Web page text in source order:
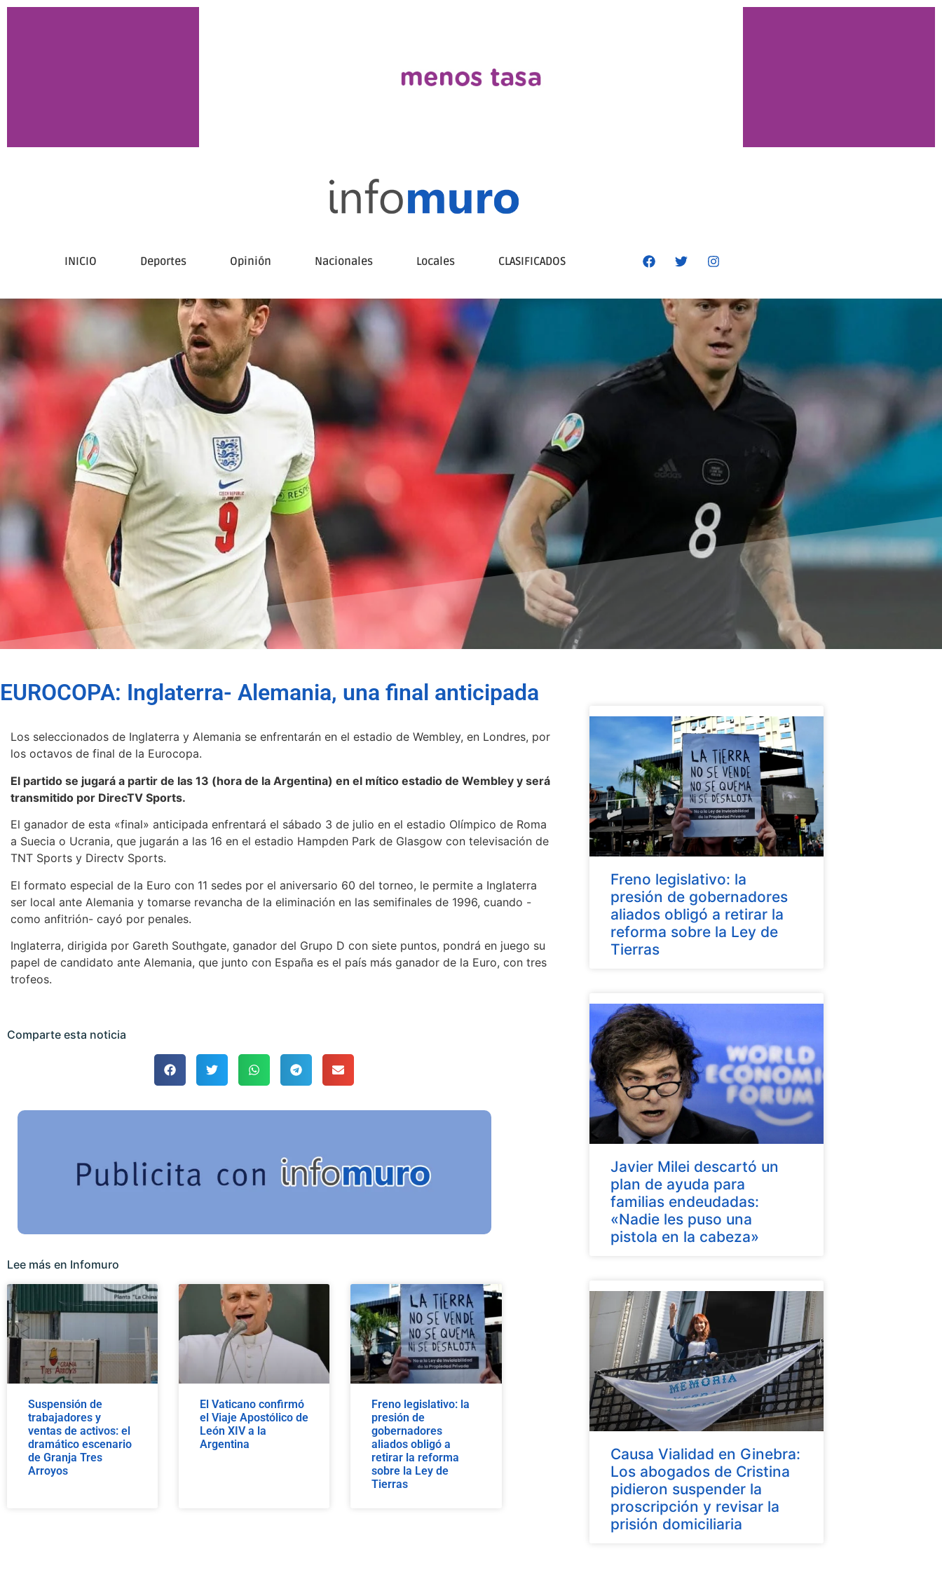
INICIO Deportes Opinión Nacionales Locales CLASIFICADOS
EUROCOPA: Inglaterra- Alemania, una final anticipada
Los seleccionados de Inglaterra y Alemania se enfrentarán en el estadio de Wembley, en Londres, por
los octavos de final de la Eurocopa.
El partido se jugará a partir de las 13 (hora de la Argentina) en el mítico estadio de Wembley y será
transmitido por DirecTV Sports.
El ganador de esta «final» anticipada enfrentará el sábado 3 de julio en el estadio Olímpico de Roma
a Suecia o Ucrania, que jugarán a las 16 en el estadio Hampden Park de Glasgow con televisación de
TNT Sports y Directv Sports.
El formato especial de la Euro con 11 sedes por el aniversario 60 del torneo, le permite a Inglaterra
ser local ante Alemania y tomarse revancha de la eliminación en las semifinales de 1996, cuando -
como anfitrión- cayó por penales.
Inglaterra, dirigida por Gareth Southgate, ganador del Grupo D con siete puntos, pondrá en juego su
papel de candidato ante Alemania, que junto con España es el país más ganador de la Euro, con tres
trofeos.
Comparte esta noticia
Lee más en Infomuro
Suspensión de
trabajadores y
ventas de activos: el
dramático escenario
de Granja Tres
Arroyos
El Vaticano confirmó
el Viaje Apostólico de
León XIV a la
Argentina
Freno legislativo: la
presión de
gobernadores
aliados obligó a
retirar la reforma
sobre la Ley de
Tierras
Freno legislativo: la
presión de gobernadores
aliados obligó a retirar la
reforma sobre la Ley de
Tierras
Javier Milei descartó un
plan de ayuda para
familias endeudadas:
«Nadie les puso una
pistola en la cabeza»
Causa Vialidad en Ginebra:
Los abogados de Cristina
pidieron suspender la
proscripción y revisar la
prisión domiciliaria